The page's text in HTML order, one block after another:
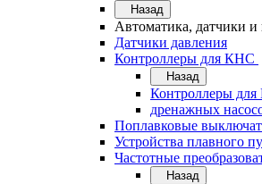
Назад
Автоматика, датчики
Датчики давления
Контроллеры для КНС
Назад
Контроллеры
дренажных
Поплавковые
Устройства плавного
Частотные
Назад